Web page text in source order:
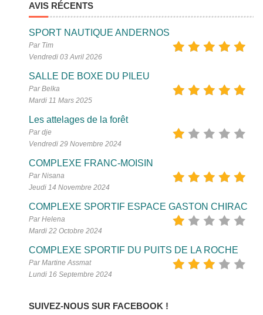
AVIS RÉCENTS
SPORT NAUTIQUE ANDERNOS
Par Tim
Vendredi 03 Avril 2026
SALLE DE BOXE DU PILEU
Par Belka
Mardi 11 Mars 2025
Les attelages de la forêt
Par dje
Vendredi 29 Novembre 2024
COMPLEXE FRANC-MOISIN
Par Nisana
Jeudi 14 Novembre 2024
COMPLEXE SPORTIF ESPACE GASTON CHIRAC
Par Helena
Mardi 22 Octobre 2024
COMPLEXE SPORTIF DU PUITS DE LA ROCHE
Par Martine Assmat
Lundi 16 Septembre 2024
SUIVEZ-NOUS SUR FACEBOOK !